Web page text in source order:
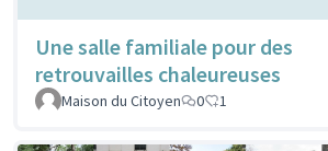
Une salle familiale pour des
retrouvailles chaleureuses
Maison du Citoyen
0 1